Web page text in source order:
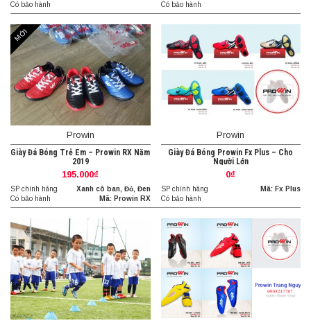
Có bảo hành
Có bảo hành
MỚI
Prowin
Giày Đá Bóng Trẻ Em – Prowin RX Năm
2019
195.000₫
SP chính hãng
Có bảo hành
Xanh cô ban, Đỏ, Đen
Mã: Prowin RX
Prowin
Giày Đá Bóng Prowin Fx Plus – Cho
Người Lớn
0₫
SP chính hãng
Có bảo hành
Mã: Fx Plus